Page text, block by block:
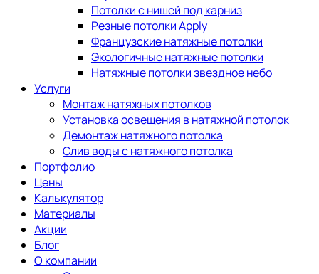
Потолки с нишей под карниз
Резные потолки Apply
Французские натяжные потолки
Экологичные натяжные потолки
Натяжные потолки звездное небо
Услуги
Монтаж натяжных потолков
Установка освещения в натяжной потолок
Демонтаж натяжного потолка
Слив воды с натяжного потолка
Портфолио
Цены
Калькулятор
Материалы
Акции
Блог
О компании